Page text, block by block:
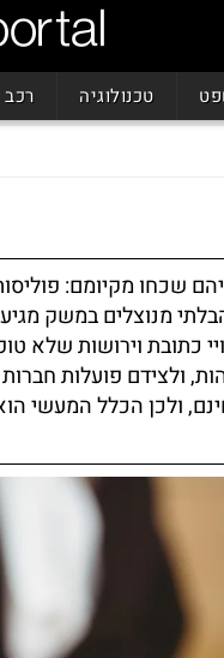
טכנולוגיה רכב
שכחו מקיומם:
מנוצלים במשק
כתובת וירושות שלא
ולצידם פועלות
ולכן הכלל המעשי